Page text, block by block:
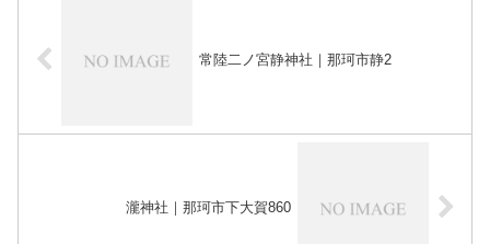
常陸二ノ宮静神社｜那珂市静2
瀧神社｜那珂市下大賀860